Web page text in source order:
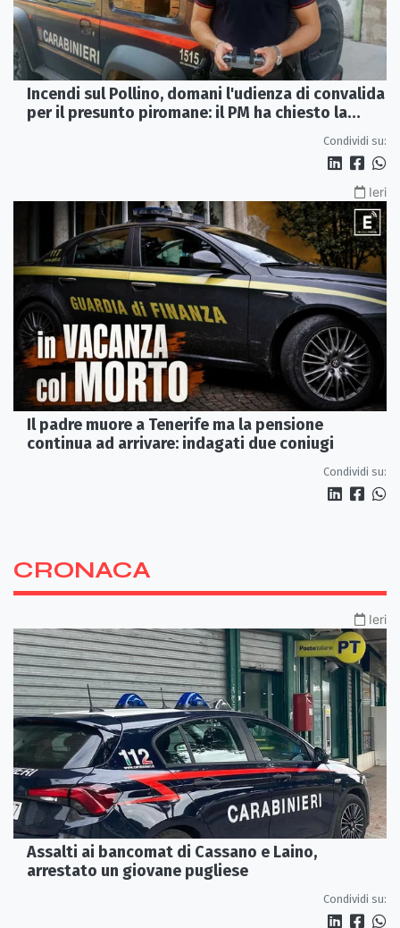
Incendi sul Pollino, domani l'udienza di convalida
per il presunto piromane: il PM ha chiesto la
Condividi su:
Ieri
Il padre muore a Tenerife ma la pensione
continua ad arrivare: indagati due coniugi
Condividi su:
CRONACA
Ieri
Assalti ai bancomat di Cassano e Laino,
arrestato un giovane pugliese
Condividi su: